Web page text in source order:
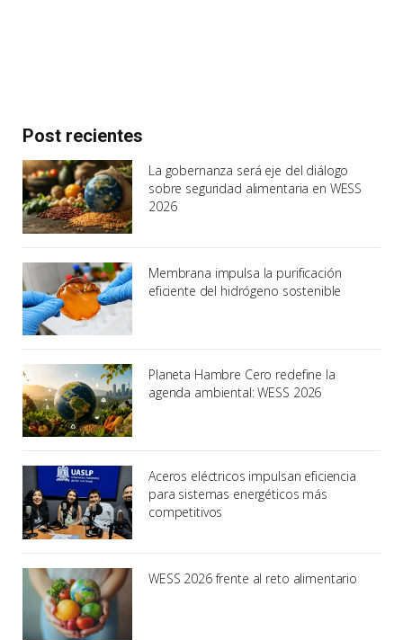
Post recientes
La gobernanza será eje del diálogo
sobre seguridad alimentaria en WESS
2026
Membrana impulsa la purificación
eficiente del hidrógeno sostenible
Planeta Hambre Cero redefine la
agenda ambiental: WESS 2026
Aceros eléctricos impulsan eficiencia
para sistemas energéticos más
competitivos
WESS 2026 frente al reto alimentario